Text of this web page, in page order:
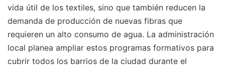
vida útil de los textiles, sino que también reducen la
demanda de producción de nuevas fibras que
requieren un alto consumo de agua. La administración
local planea ampliar estos programas formativos para
cubrir todos los barrios de la ciudad durante el